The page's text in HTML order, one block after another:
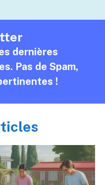
dernières
Pas de Spam,
!